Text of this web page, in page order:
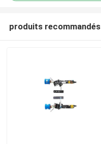
produits recommandés